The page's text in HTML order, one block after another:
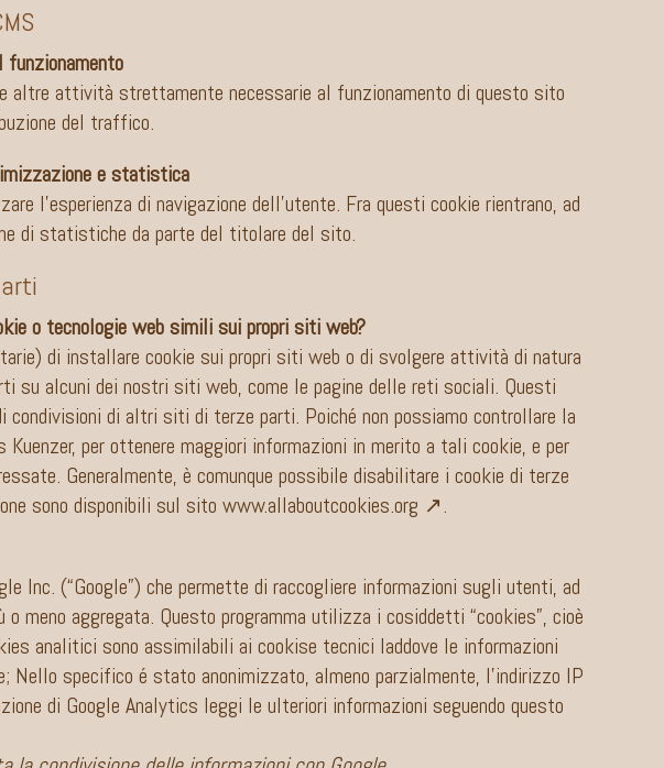
altre attività strettamente necessarie al funzionamento di questo sito
del traffico.
e statistica
l’esperienza di navigazione dell’utente. Fra questi cookie rientrano, ad
di statistiche da parte del titolare del sito.
o tecnologie web simili sui propri siti web?
di installare cookie sui propri siti web o di svolgere attività di natura
su alcuni dei nostri siti web, come le pagine delle reti sociali. Questi
di altri siti di terze parti. Poiché non possiamo controllare la
per ottenere maggiori informazioni in merito a tali cookie, e per
Generalmente, è comunque possibile disabilitare i cookie di terze
sono disponibili sul sito www.allaboutcookies.org ↗.
Inc. (“Google”) che permette di raccogliere informazioni sugli utenti, ad
aggregata. Questo programma utilizza i cosiddetti “cookies”, cioè
analitici sono assimilabili ai cookise tecnici laddove le informazioni
specifico é stato anonimizzato, almeno parzialmente, l’indirizzo IP
di Google Analytics leggi le ulteriori informazioni seguendo questo